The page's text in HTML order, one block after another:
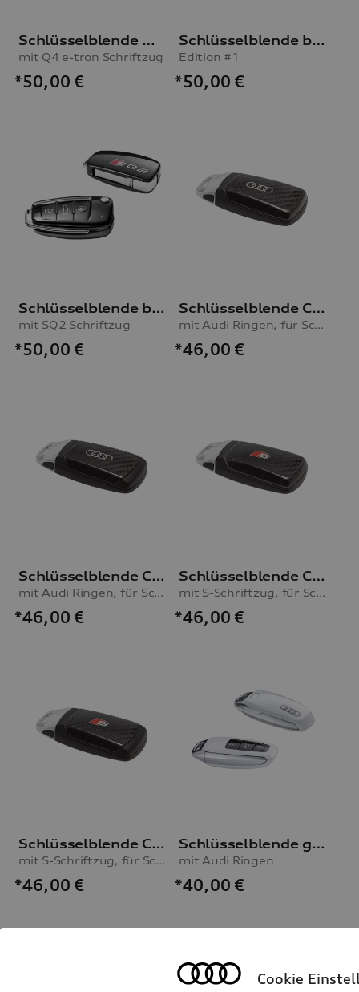
Schlüsselblende mythosschwarz
mit Q4 e-tron Schriftzug
*50,00 €
Schlüsselblende brillantschwarz/grau Perleffekt
Edition #1
*50,00 €
Schlüsselblende brillantschwarz
mit SQ2 Schriftzug
*50,00 €
Schlüsselblende Carbon
mit Audi Ringen, für Schlüssel mit Chromspange
*46,00 €
Schlüsselblende Carbon
mit Audi Ringen, für Schlüssel ohne Chromspange
*46,00 €
Schlüsselblende Carbon
mit S-Schriftzug, für Schlüssel mit Chromspange
*46,00 €
Schlüsselblende Carbon
mit S-Schriftzug, für Schlüssel ohne Chromspange
*46,00 €
Schlüsselblende gletscherweiß
mit Audi Ringen
*40,00 €
Cookie